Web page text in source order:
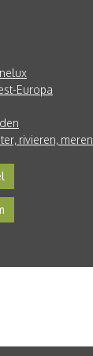
Europa
rivieren, meren